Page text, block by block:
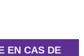
EN CAS DE